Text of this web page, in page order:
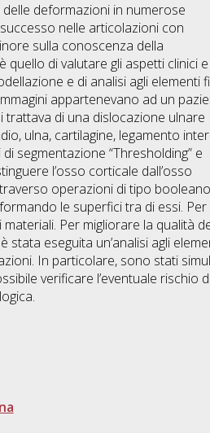
deformazioni in numerose
nelle articolazioni con
sulla conoscenza della
di valutare gli aspetti clinici e
e di analisi agli elementi
appartenevano ad un
di una dislocazione ulnare
ulna, cartilagine, legamento
segmentazione “Thresholding” e
l’osso corticale dall’osso
operazioni di tipo
le superfici tra di essi. Per
Per migliorare la qualità
stata eseguita un’analisi agli
In particolare, sono stati
verificare l’eventuale rischio